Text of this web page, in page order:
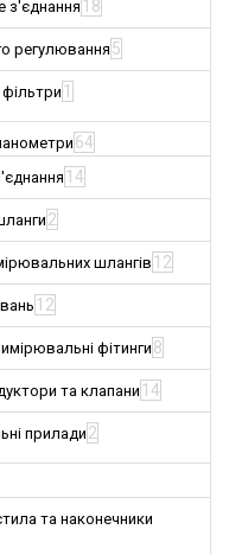
з'єднання 18
регулювання 5
фільтри 1
64
14
2
шлангів 12
12
фітинги8
та клапани 14
прилади2
та наконечники